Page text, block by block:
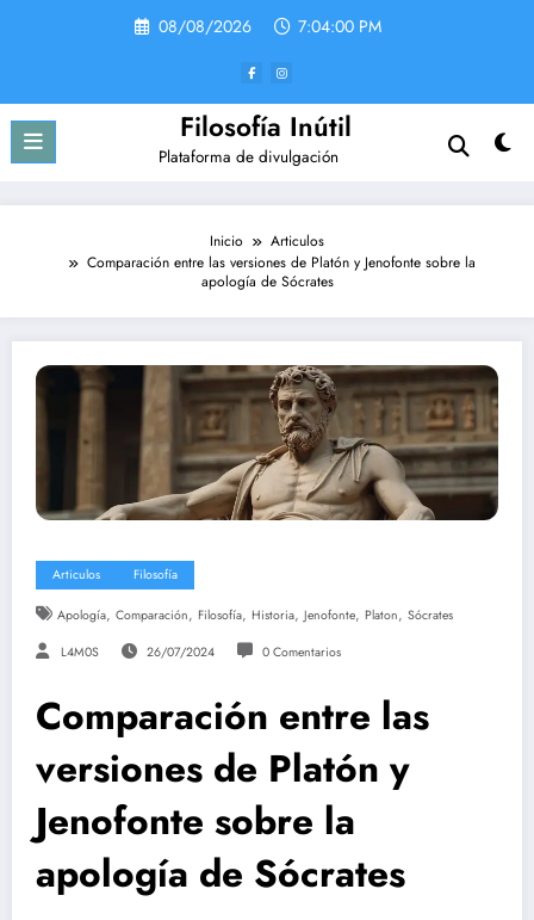
08/08/2026 7:04:00 PM
Filosofía Inútil
Plataforma de divulgación
Inicio
Articulos
Comparación entre las versiones de Platón y Jenofonte sobre la
apología de Sócrates
Articulos Filosofía
Apología, Comparación, Filosofía, Historia, Jenofonte, Platon, Sócrates
L4M0S 26/07/2024 0 Comentarios
Comparación entre las
versiones de Platón y
Jenofonte sobre la
apología de Sócrates